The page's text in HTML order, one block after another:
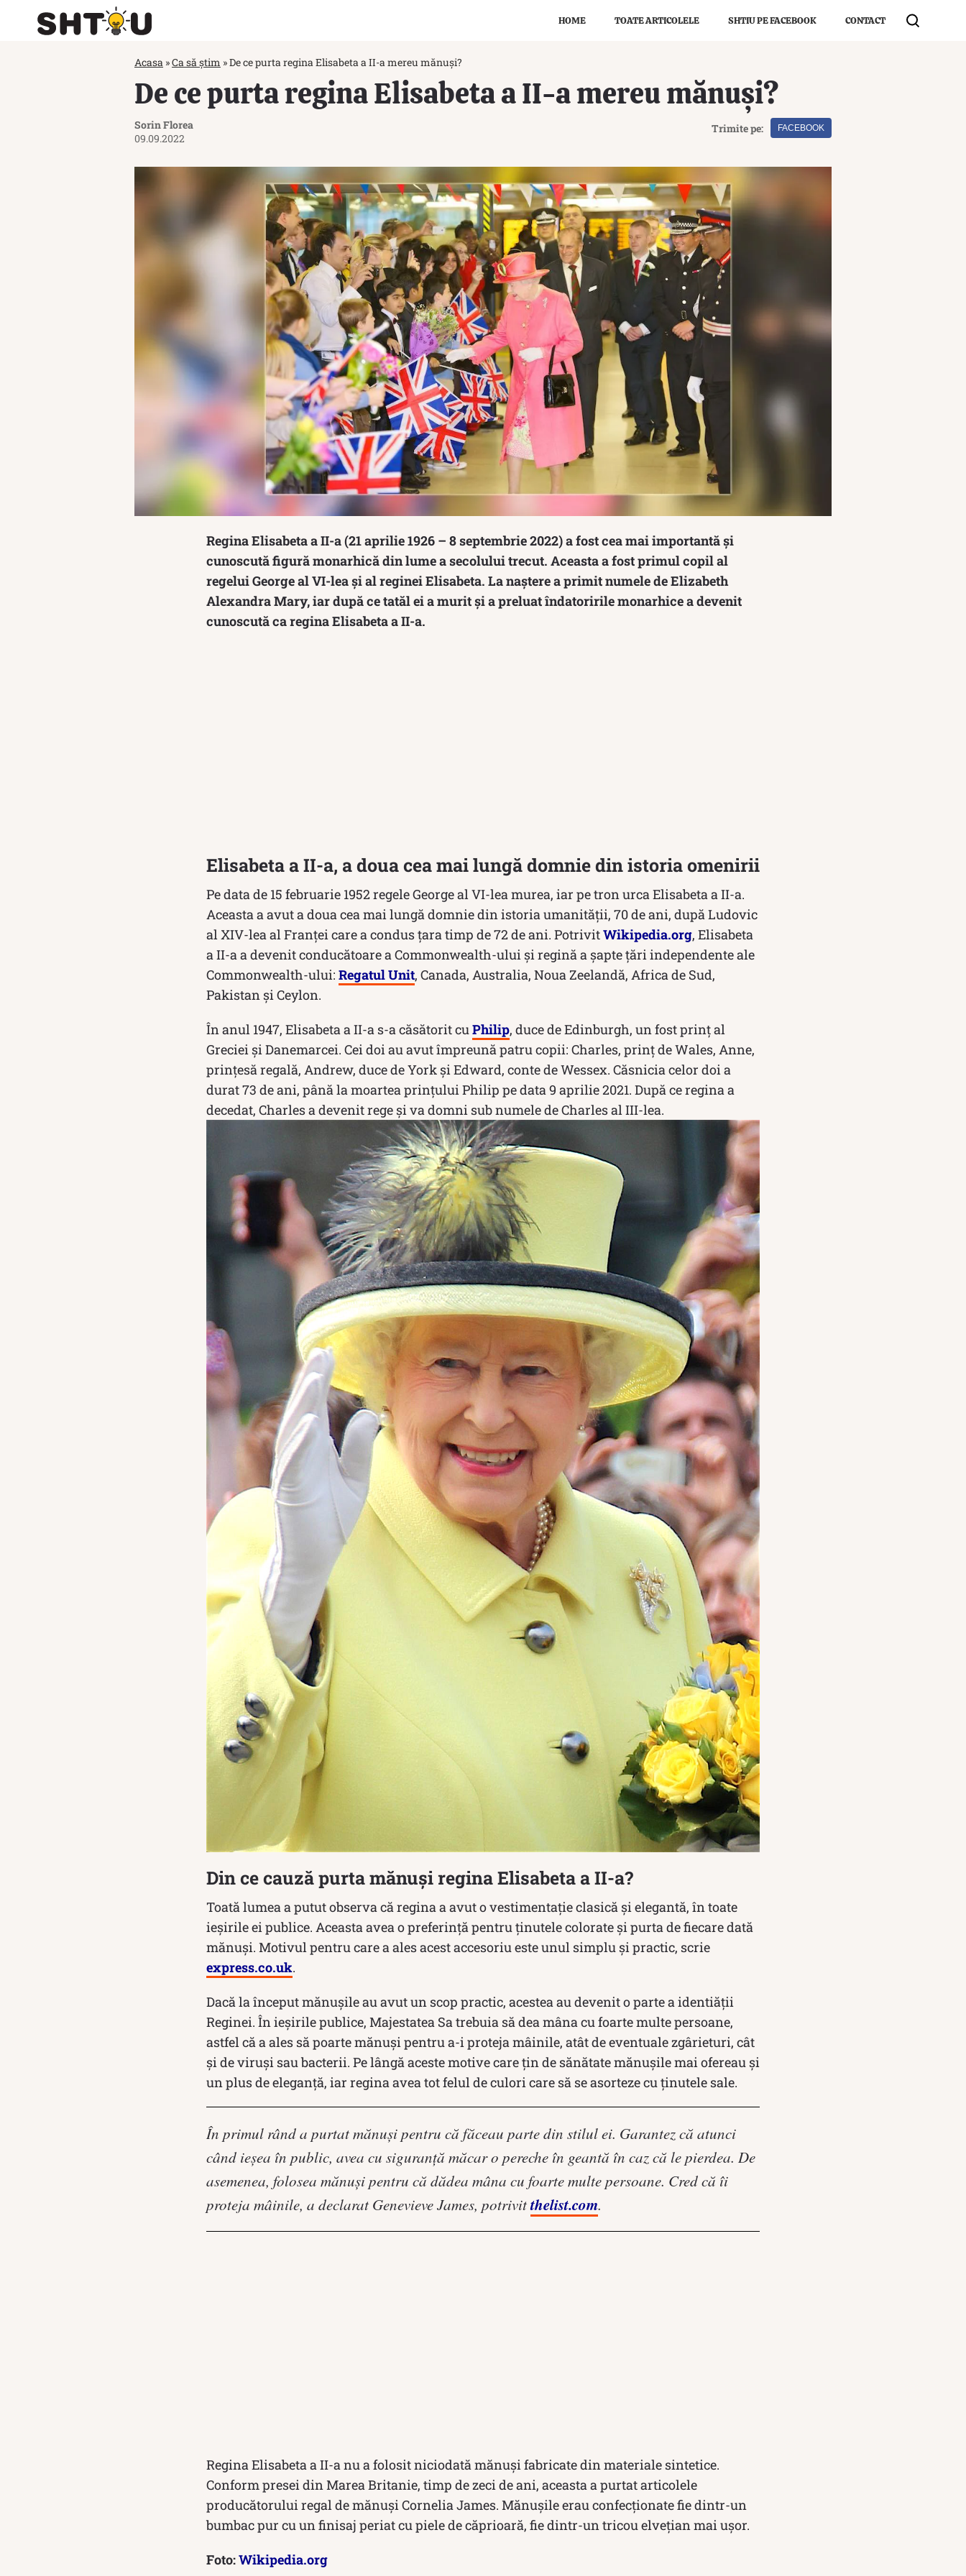
HOME TOATE ARTICOLELE SHTIU PE FACEBOOK CONTACT
Acasa »Ca să știm »De ce purta regina Elisabeta a II-a mereu mănuși?
De ce purta regina Elisabeta a II-a mereu mănuși?
Sorin Florea
09.09.2022
Trimite pe: FACEBOOK
Regina Elisabeta a II-a (21 aprilie 1926 – 8 septembrie 2022) a fost cea mai importantă și
cunoscută figură monarhică din lume a secolului trecut. Aceasta a fost primul copil al
regelui George al VI-lea și al reginei Elisabeta. La naștere a primit numele de Elizabeth
Alexandra Mary, iar după ce tatăl ei a murit și a preluat îndatoririle monarhice a devenit
cunoscută ca regina Elisabeta a II-a.
Elisabeta a II-a, a doua cea mai lungă domnie din istoria omenirii
Pe data de 15 februarie 1952 regele George al VI-lea murea, iar pe tron urca Elisabeta a II-a.
Aceasta a avut a doua cea mai lungă domnie din istoria umanității, 70 de ani, după Ludovic
al XIV-lea al Franței care a condus țara timp de 72 de ani. PotrivitWikipedia.org, Elisabeta
a II-a a devenit conducătoare a Commonwealth-ului și regină a șapte țări independente ale
Commonwealth-ului: Regatul Unit, Canada, Australia, Noua Zeelandă, Africa de Sud,
Pakistan și Ceylon.
În anul 1947, Elisabeta a II-a s-a căsătorit cu Philip, duce de Edinburgh, un fost prinț al
Greciei și Danemarcei. Cei doi au avut împreună patru copii: Charles, prinț de Wales, Anne,
prințesă regală, Andrew, duce de York și Edward, conte de Wessex. Căsnicia celor doi a
durat 73 de ani, până la moartea prințului Philip pe data 9 aprilie 2021. După ce regina a
decedat, Charles a devenit rege și va domni sub numele de Charles al III-lea.
Din ce cauză purta mănuși regina Elisabeta a II-a?
Toată lumea a putut observa că regina a avut o vestimentație clasică și elegantă, în toate
ieșirile ei publice. Aceasta avea o preferință pentru ținutele colorate și purta de fiecare dată
mănuși. Motivul pentru care a ales acest accesoriu este unul simplu și practic, scrie
express.co.uk.
Dacă la început mănușile au avut un scop practic, acestea au devenit o parte a identiății
Reginei. În ieșirile publice, Majestatea Sa trebuia să dea mâna cu foarte multe persoane,
astfel că a ales să poarte mănuși pentru a-i proteja mâinile, atât de eventuale zgârieturi, cât
și de viruși sau bacterii. Pe lângă aceste motive care țin de sănătate mănușile mai ofereau și
un plus de eleganță, iar regina avea tot felul de culori care să se asorteze cu ținutele sale.
În primul rând a purtat mănuși pentru că făceau parte din stilul ei. Garantez că atunci
când ieșea în public, avea cu siguranță măcar o pereche în geantă în caz că le pierdea. De
asemenea, folosea mănuși pentru că dădea mâna cu foarte multe persoane. Cred că îi
proteja mâinile, a declarat Genevieve James, potrivitthelist.com.
Regina Elisabeta a II-a nu a folosit niciodată mănuși fabricate din materiale sintetice.
Conform presei din Marea Britanie, timp de zeci de ani, aceasta a purtat articolele
producătorului regal de mănuși Cornelia James. Mănușile erau confecționate fie dintr-un
bumbac pur cu un finisaj periat cu piele de căprioară, fie dintr-un tricou elvețian mai ușor.
Foto:Wikipedia.org